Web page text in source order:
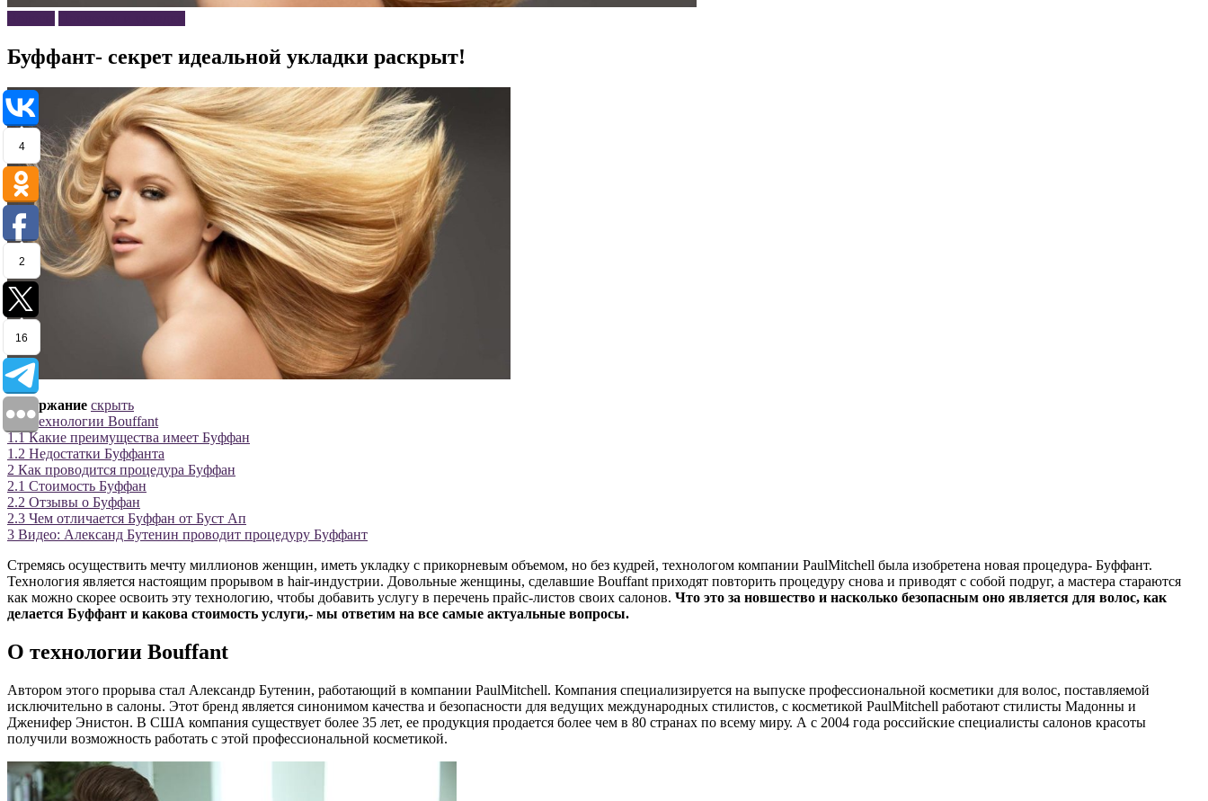
Буффант- секрет идеальной укладки раскрыт!
Содержание скрыть
1 О технологии Bouffant
1.1 Какие преимущества имеет Буффан
1.2 Недостатки Буффанта
2 Как проводится процедура Буффан
2.1 Стоимость Буффан
2.2 Отзывы о Буффан
2.3 Чем отличается Буффан от Буст Ап
3 Видео: Александ Бутенин проводит процедуру Буффант
Стремясь осуществить мечту миллионов женщин, иметь укладку с прикорневым объемом, но без кудрей, технологом компании PaulMitchell была изобретена новая процедура- Буффант.
Технология является настоящим прорывом в hair-индустрии. Довольные женщины, сделавшие Bouffant приходят повторить процедуру снова и приводят с собой подруг, а мастера стараются
как можно скорее освоить эту технологию, чтобы добавить услугу в перечень прайс-листов своих салонов. Что это за новшество и насколько безопасным оно является для волос, как
делается Буффант и какова стоимость услуги,- мы ответим на все самые актуальные вопросы.
О технологии Bouffant
Автором этого прорыва стал Александр Бутенин, работающий в компании PaulMitchell. Компания специализируется на выпуске профессиональной косметики для волос, поставляемой
исключительно в салоны. Этот бренд является синонимом качества и безопасности для ведущих международных стилистов, с косметикой PaulMitchell работают стилисты Мадонны и
Дженифер Энистон. В США компания существует более 35 лет, ее продукция продается более чем в 80 странах по всему миру. А с 2004 года российские специалисты салонов красоты
получили возможность работать с этой профессиональной косметикой.
4
2
16